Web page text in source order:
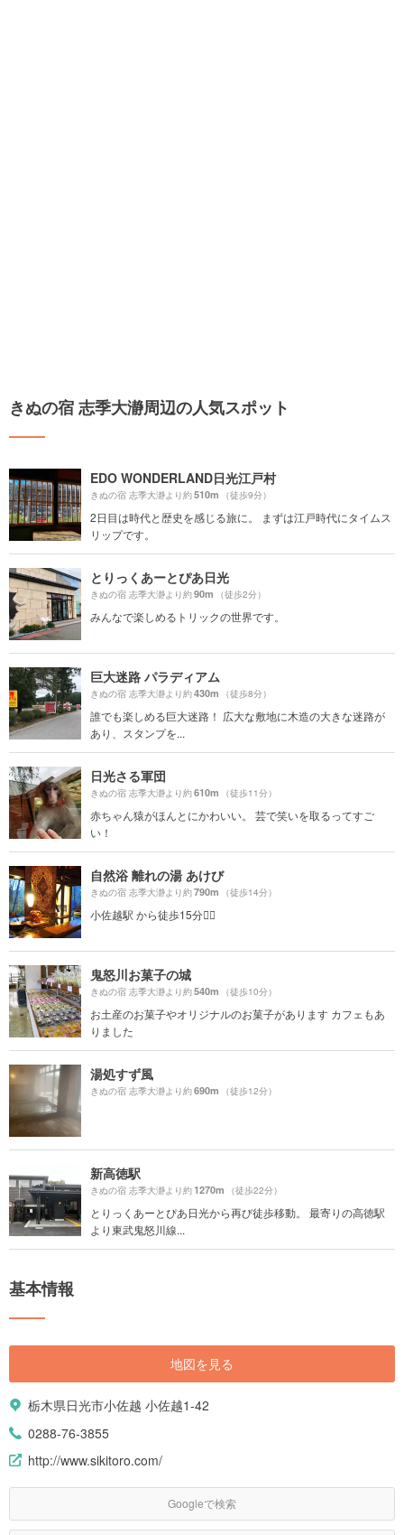
きぬの宿 志季大瀞周辺の人気スポット
EDO WONDERLAND日光江戸村
きぬの宿 志季大瀞より約510m （徒歩9分）
2日目は時代と歴史を感じる旅に。 まずは江戸時代にタイムス
リップです。
とりっくあーとぴあ日光
きぬの宿 志季大瀞より約90m （徒歩2分）
みんなで楽しめるトリックの世界です。
巨大迷路 パラディアム
きぬの宿 志季大瀞より約430m （徒歩8分）
誰でも楽しめる巨大迷路！ 広大な敷地に木造の大きな迷路が
あり、スタンプを...
日光さる軍団
きぬの宿 志季大瀞より約610m （徒歩11分）
赤ちゃん猿がほんとにかわいい。 芸で笑いを取るってすご
い！
自然浴 離れの湯 あけび
きぬの宿 志季大瀞より約790m （徒歩14分）
小佐越駅 から徒歩15分🚶‍♀️
鬼怒川お菓子の城
きぬの宿 志季大瀞より約540m （徒歩10分）
お土産のお菓子やオリジナルのお菓子があります カフェもあ
りました
湯処すず風
きぬの宿 志季大瀞より約690m （徒歩12分）
新高徳駅
きぬの宿 志季大瀞より約1270m （徒歩22分）
とりっくあーとぴあ日光から再び徒歩移動。 最寄りの高徳駅
より東武鬼怒川線...
基本情報
地図を見る
栃木県日光市小佐越 小佐越1-42
0288-76-3855
http://www.sikitoro.com/
Googleで検索